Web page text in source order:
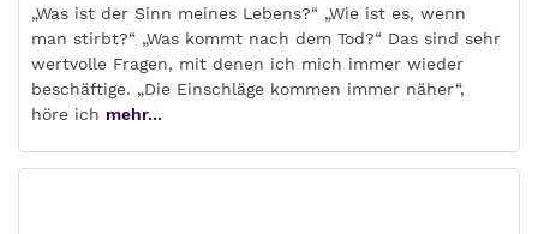
„Was ist der Sinn meines Lebens?“ „Wie ist es, wenn
man stirbt?“ „Was kommt nach dem Tod?“ Das sind sehr
wertvolle Fragen, mit denen ich mich immer wieder
beschäftige. „Die Einschläge kommen immer näher“,
höre ich mehr...